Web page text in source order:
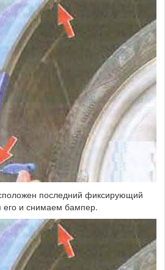
последний фиксирующий
его и снимаем бампер.